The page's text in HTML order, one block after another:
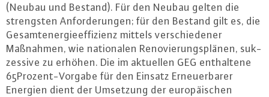
(Neubau und Bestand). Für den Neubau gelten die
strengs­ten An­for­de­run­gen; für den Bestand gilt es, die
Ge­samt­ener­gie­ef­fi­zi­enz mittels ver­schie­de­ner
Maßnahmen, wie na­tio­na­len Re­no­vie­rungs­plä­nen, suk­
zes­si­ve zu erhöhen. Die im aktuellen GEG ent­hal­te­ne
65­Pro­zent-Vor­ga­be für den Einsatz Er­neu­er­ba­rer
Energien dient der Umsetzung der eu­ro­päi­schen